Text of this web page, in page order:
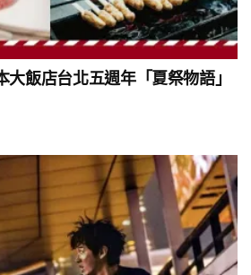
飯店台北五週年「夏祭物語」